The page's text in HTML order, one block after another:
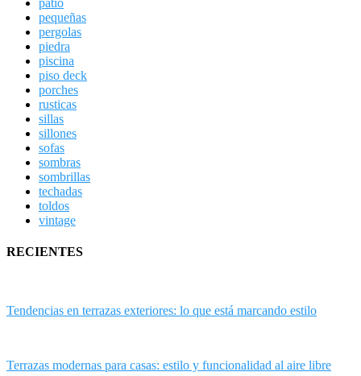
pequeñas
pergolas
piedra
piscina
piso deck
porches
rusticas
sillas
sillones
sofas
sombras
sombrillas
techadas
toldos
vintage
RECIENTES
Tendencias en terrazas exteriores: lo que está marcando estilo
Terrazas modernas para casas: estilo y funcionalidad al aire libre